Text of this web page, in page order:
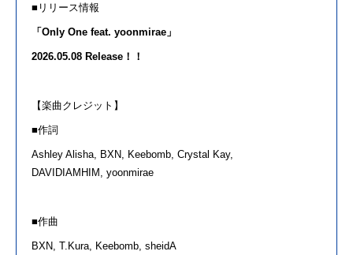
■リリース情報
「 Only One feat. yoonmirae 」
2026.05.08 Release ！！
【楽曲クレジット】
■作詞
Ashley Alisha, BXN, Keebomb, Crystal Kay,
DAVIDIAMHIM,
yoonmirae
■作曲
BXN, T.Kura, Keebomb, sheidA